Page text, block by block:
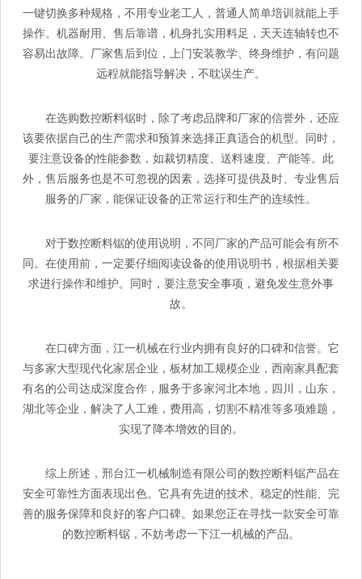
一键切换多种规格，不用专业老工人，普通人简单培训就能上手
操作。机器耐用、售后靠谱，机身扎实用料足，天天连轴转也不
容易出故障。厂家售后到位，上门安装教学、终身维护，有问题
远程就能指导解决，不耽误生产。
在选购数控断料锯时，除了考虑品牌和厂家的信誉外，还应
该要依据自己的生产需求和预算来选择正真适合的机型。同时，
要注意设备的性能参数，如裁切精度、送料速度、产能等。此
外，售后服务也是不可忽视的因素，选择可提供及时、专业售后
服务的厂家，能保证设备的正常运行和生产的连续性。
对于数控断料锯的使用说明，不同厂家的产品可能会有所不
同。在使用前，一定要仔细阅读设备的使用说明书，根据相关要
求进行操作和维护。同时，要注意安全事项，避免发生意外事
故。
在口碑方面，江一机械在行业内拥有良好的口碑和信誉。它
与多家大型现代化家居企业，板材加工规模企业，西南家具配套
有名的公司达成深度合作，服务于多家河北本地，四川，山东，
湖北等企业，解决了人工难，费用高，切割不精准等多项难题，
实现了降本增效的目的。
综上所述，邢台江一机械制造有限公司的数控断料锯产品在
安全可靠性方面表现出色。它具有先进的技术、稳定的性能、完
善的服务保障和良好的客户口碑。如果您正在寻找一款安全可靠
的数控断料锯，不妨考虑一下江一机械的产品。